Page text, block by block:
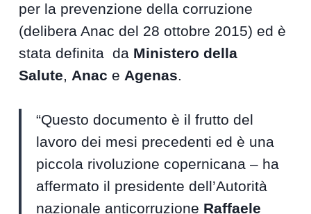
per la prevenzione della corruzione
(delibera Anac del 28 ottobre 2015) ed è
stata definita da Ministero della
Salute, Anac e Agenas.
“Questo documento è il frutto del
lavoro dei mesi precedenti ed è una
piccola rivoluzione copernicana – ha
affermato il presidente dell’Autorità
nazionale anticorruzione Raffaele